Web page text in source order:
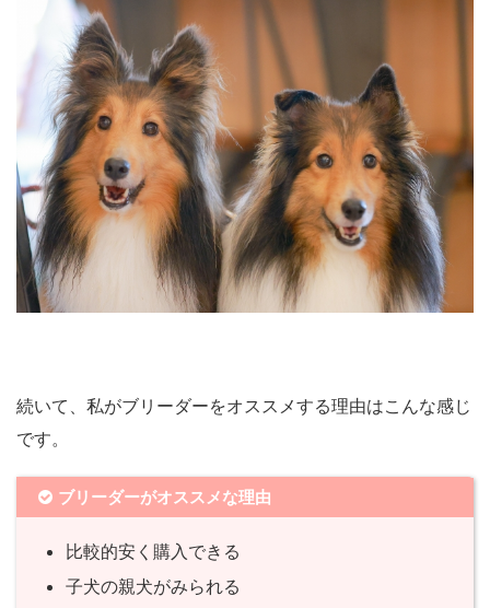
続いて、私がブリーダーをオススメする理由はこんな感じ
です。
ブリーダーがオススメな理由
比較的安く購入できる
子犬の親犬がみられる